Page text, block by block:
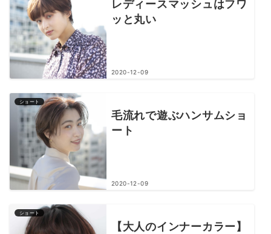
レディースマッシュはフワ
ッと丸い
2020-12-09
ショート
毛流れで遊ぶハンサムショ
ート
2020-12-09
ショート
【大人のインナーカラー】